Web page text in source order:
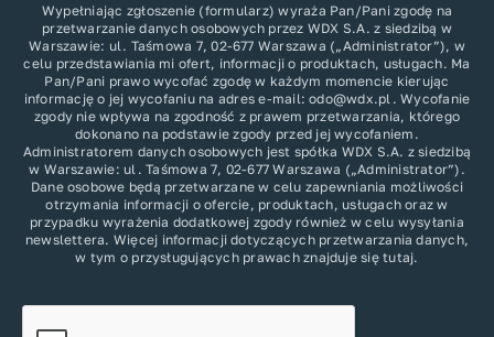
Wypełniając zgłoszenie (formularz) wyraża Pan/Pani zgodę na
przetwarzanie danych osobowych przez WDX S.A. z siedzibą w
Warszawie: ul. Taśmowa 7, 02-677 Warszawa („Administrator”), w
celu przedstawiania mi ofert, informacji o produktach, usługach. Ma
Pan/Pani prawo wycofać zgodę w każdym momencie kierując
informację o jej wycofaniu na adres e-mail: odo@wdx.pl. Wycofanie
zgody nie wpływa na zgodność z prawem przetwarzania, którego
dokonano na podstawie zgody przed jej wycofaniem.
Administratorem danych osobowych jest spółka WDX S.A. z siedzibą
w Warszawie: ul. Taśmowa 7, 02-677 Warszawa („Administrator”).
Dane osobowe będą przetwarzane w celu zapewniania możliwości
otrzymania informacji o ofercie, produktach, usługach oraz w
przypadku wyrażenia dodatkowej zgody również w celu wysyłania
newslettera. Więcej informacji dotyczących przetwarzania danych,
w tym o przysługujących prawach znajduje siętutaj.